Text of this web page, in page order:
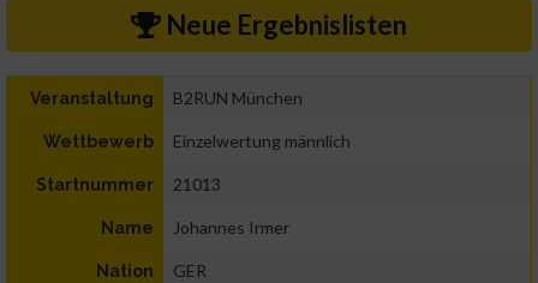
Neue Ergebnislisten
Veranstaltung B2RUN München
Wettbewerb Einzelwertung männlich
Startnummer 21013
Name Johannes Irmer
Nation GER